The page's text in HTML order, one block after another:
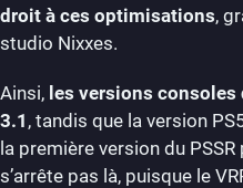
droit à ces optimisations,
studio Nixxes.
Ainsi, les versions consoles
3.1 , tandis que la version
la première version du
s’arrête pas là, puisque le